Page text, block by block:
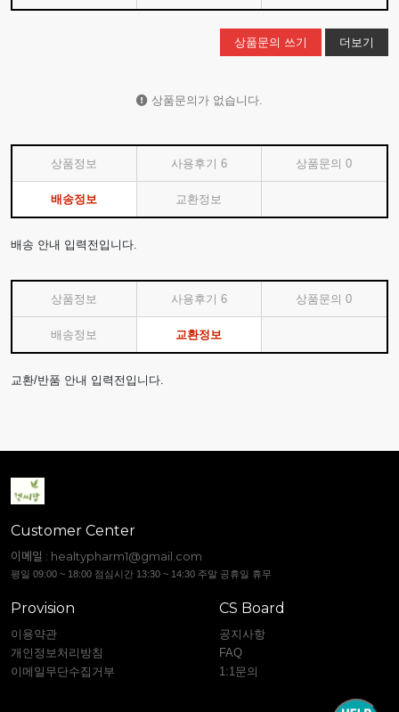
상품문의 쓰기 더보기
상품문의가 없습니다.
상품정보 사용후기 6 상품문의0
배송정보 교환정보
배송 안내 입력전입니다.
상품정보 사용후기 6 상품문의0
배송정보 교환정보
교환/반품 안내 입력전입니다.
Customer Center
이메일 : healtypharm1@gmail.com
평일 09:00 ~ 18:00 점심시간 13:30 ~ 14:30 주말 공휴일 휴무
Provision
이용약관
개인정보처리방침
이메일무단수집거부
CS Board
공지사항
FAQ
1:1문의